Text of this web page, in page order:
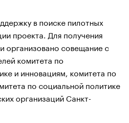
в поиске пилотных
проекта. Для получения
организовано совещание с
комитета по
и инновациям, комитета по
по социальной политике
организаций Санкт-